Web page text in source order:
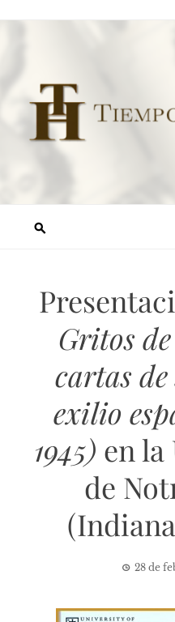
Gritos
cartas
exilio
1945) en
de
28 de